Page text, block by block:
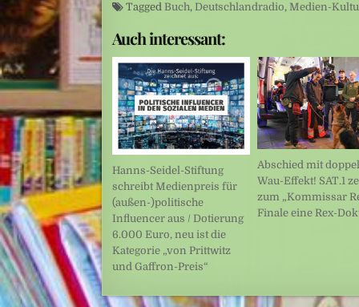
Tagged Buch, Deutschlandradio, Medien-
Auch interessant:
Hanns-Seidel-Stiftung
schreibt Medienpreis für
(außen-)politische
Influencer aus / Dotierung
6.000 Euro, neu ist die
Kategorie „von Prittwitz
und Gaffron-Preis“
Abschied mit
Wau-Effekt! SAT.1
zum „Kommissar
Finale eine Rex-